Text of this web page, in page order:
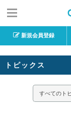
新規会員登録
トピックス
すべてのト